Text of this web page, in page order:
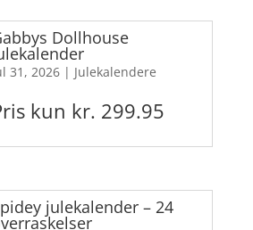
Dollhouse
31, 2026| Julekalendere
kun kr. 299.95
julekalender – 24